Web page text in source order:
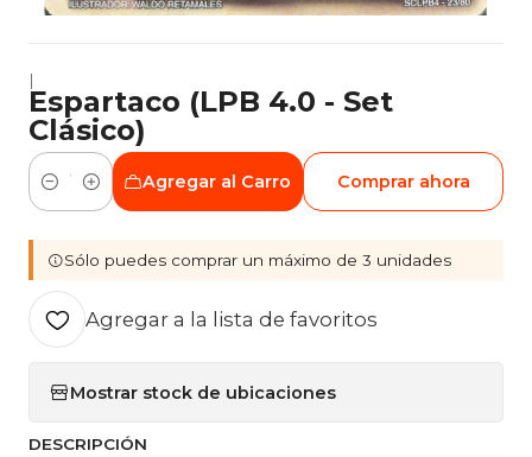
|
Espartaco (LPB 4.0 - Set
Clásico)
Cantidad
Agregar al Carro Comprar ahora
Sólo puedes comprar un máximo de 3 unidades
Agregar a la lista de favoritos
Mostrar stock de ubicaciones
DESCRIPCIÓN